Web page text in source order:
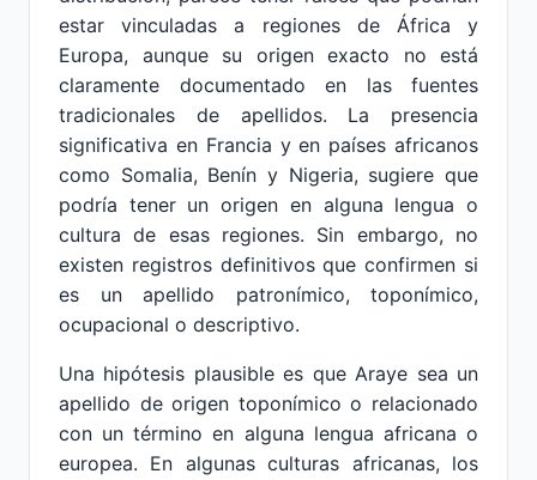
estar vinculadas a regiones de África y
Europa, aunque su origen exacto no está
claramente documentado en las fuentes
tradicionales de apellidos. La presencia
significativa en Francia y en países africanos
como Somalia, Benín y Nigeria, sugiere que
podría tener un origen en alguna lengua o
cultura de esas regiones. Sin embargo, no
existen registros definitivos que confirmen si
es un apellido patronímico, toponímico,
ocupacional o descriptivo.
Una hipótesis plausible es que Araye sea un
apellido de origen toponímico o relacionado
con un término en alguna lengua africana o
europea. En algunas culturas africanas, los